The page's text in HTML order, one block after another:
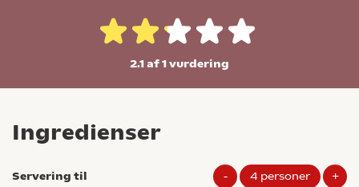
2.1 af 1vurdering
Ingredienser
Servering til - 4 personer +